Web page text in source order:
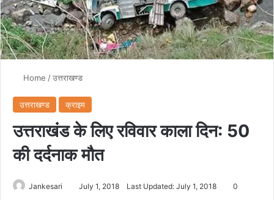
Home /उत्तराखण्ड
उत्तराखण्ड क्राइम
उत्तराखंड के लिए रविवार काला दिन: 50
की दर्दनाक मौत
Jankesari July 1, 2018 Last Updated: July 1, 2018 0